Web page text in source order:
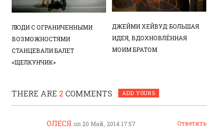
ЛЮДИ С ОГРАНИЧЕННЫМИ
ВОЗМОЖНОСТЯМИ
СТАНЦЕВАЛИ БАЛЕТ
«ЩЕЛКУНЧИК»
ДЖЕЙМИ ХЕЙВУД: БОЛЬШАЯ
ИДЕЯ, ВДОХНОВЛЁННАЯ
МОИМ БРАТОМ
THERE ARE 2 COMMENTS ADD YOURS
ОЛЕСЯ on 20 Май, 2014 17:57 Ответить